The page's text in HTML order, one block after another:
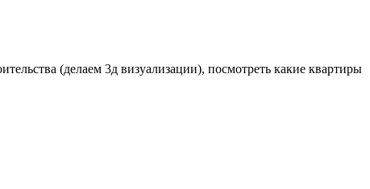
(делаем 3д визуализации), посмотреть какие квартиры